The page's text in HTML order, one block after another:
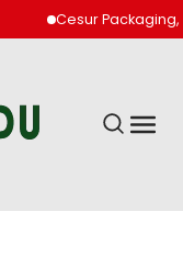
Cesur Packaging,